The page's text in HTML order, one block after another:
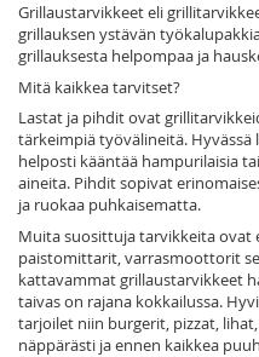
Grillaustarvikkeet eli
grillauksen ystävän
grillauksesta helpompaa ja
Mitä kaikkea tarvitset?
Lastat ja pihdit ovat
tärkeimpiä työvälineitä. Hyvässä
helposti kääntää hampurilaisia
aineita. Pihdit sopivat
ja ruokaa puhkaisematta.
Muita suosittuja tarvikkeita ovat
paistomittarit, varrasmoottorit
kattavammat grillaustarvikkeet
taivas on rajana kokkailussa.
tarjoilet niin burgerit, pizzat,
näppärästi ja ennen kaikkea